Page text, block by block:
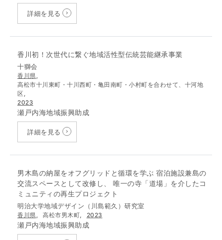
詳細を見る
香川初！次世代に繋ぐ地域活性型伝統芸能継承事業
十獅会
香川県,
高松市十川東町・十川西町・亀田南町・小村町を合わせて、十河地
区,
2023
瀬戸内海地域振興助成
詳細を見る
男木島の納屋をオフグリッドと循環を学ぶ 宿泊施設兼島の
交流スペースとして改修し、 唯一の寺「道場」を介したコ
ミュニティの再生プロジェクト
明治大学地域デザイン（川島範久）研究室
香川県, 高松市男木町, 2023
瀬戸内海地域振興助成